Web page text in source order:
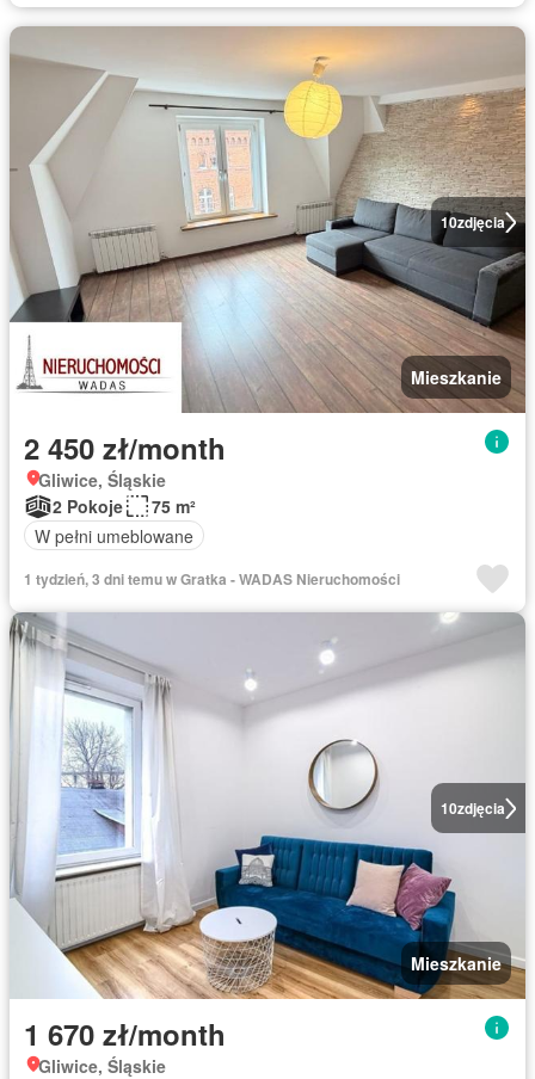
10zdjęcia
Mieszkanie
2 450 zł/month
Gliwice, Śląskie
2 Pokoje
75 m²
W pełni umeblowane
1 tydzień, 3 dni temu w Gratka - WADAS Nieruchomości
10zdjęcia
Mieszkanie
1 670 zł/month
Gliwice, Śląskie